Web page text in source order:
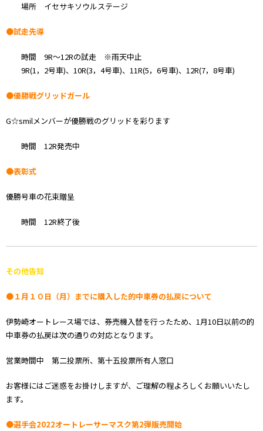
場所 イセサキソウルステージ
●試走先導
時間 9R～12Rの試走 ※雨天中止
9R(1，2号車)、10R(3，4号車)、11R(5，6号車)、12R(7，8号車)
●優勝戦グリッドガール
G☆smilメンバーが優勝戦のグリッドを彩ります
時間 12R発売中
●表彰式
優勝号車の花束贈呈
時間 12R終了後
その他告知
●１月１０日（月）までに購入した的中車券の払戻について
伊勢崎オートレース場では、券売機入替を行ったため、1月10日以前の的
中車券の払戻は次の通りの対応となります。
営業時間中 第二投票所、第十五投票所有人窓口
お客様にはご迷惑をお掛けしますが、ご理解の程よろしくお願いいたし
ます。
●選手会2022オートレーサーマスク第2弾販売開始